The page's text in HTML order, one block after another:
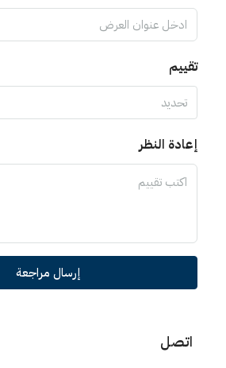
تقييم
تحديد
إعادة النظر
إرسال مراجعة
اتصل